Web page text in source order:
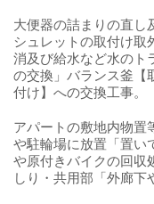
大便器の詰まりの直し
シュレットの取付け取
消及び給水など水のト
の交換」バランス釜【
付け】への交換工事。
アパートの敷地内物置
や駐輪場に放置「置い
や原付きバイクの回収
しり・共用部「外廊下